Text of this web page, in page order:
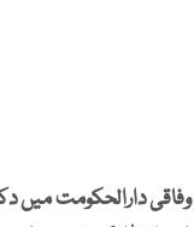
وفاقی دارالحکومت میں